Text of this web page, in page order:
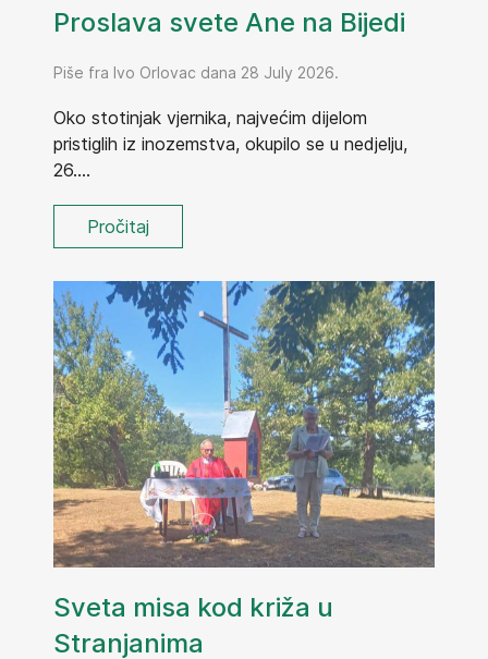
Proslava svete Ane na Bijedi
Piše fra Ivo Orlovac dana 28 July 2026.
Oko stotinjak vjernika, najvećim dijelom
pristiglih iz inozemstva, okupilo se u nedjelju,
26....
Pročitaj
Sveta misa kod križa u
Stranjanima